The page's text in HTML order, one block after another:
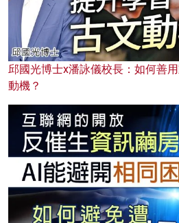
邱國光博士x潘詠儀校長：如何善
動機？